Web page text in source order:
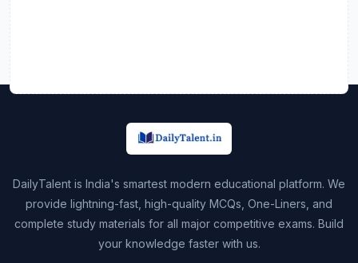
DailyTalent is India's smartest modern educational platform. We
provide lightning-fast, high-quality MCQs, One-Liners, and
complete study materials for all major competitive exams. Build
your knowledge faster with us.